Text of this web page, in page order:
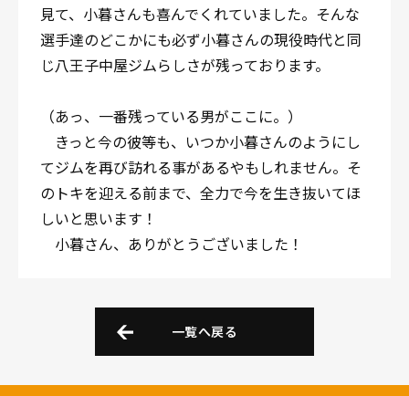
見て、小暮さんも喜んでくれていました。そんな
選手達のどこかにも必ず小暮さんの現役時代と同
じ八王子中屋ジムらしさが残っております。
（あっ、一番残っている男がここに。）
きっと今の彼等も、いつか小暮さんのようにし
てジムを再び訪れる事があるやもしれません。そ
のトキを迎える前まで、全力で今を生き抜いてほ
しいと思います！
小暮さん、ありがとうございました！
一覧へ戻る